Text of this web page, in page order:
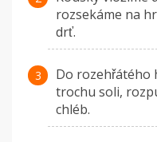
rozsekáme na
drť.
Do rozehřátého
trochu soli,
chléb.